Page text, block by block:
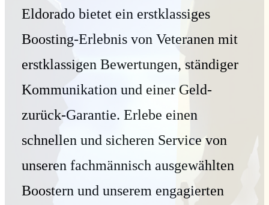
Eldorado bietet ein erstklassiges
Boosting-Erlebnis von Veteranen mit
erstklassigen Bewertungen, ständiger
Kommunikation und einer Geld-
zurück-Garantie. Erlebe einen
schnellen und sicheren Service von
unseren fachmännisch ausgewählten
Boostern und unserem engagierten